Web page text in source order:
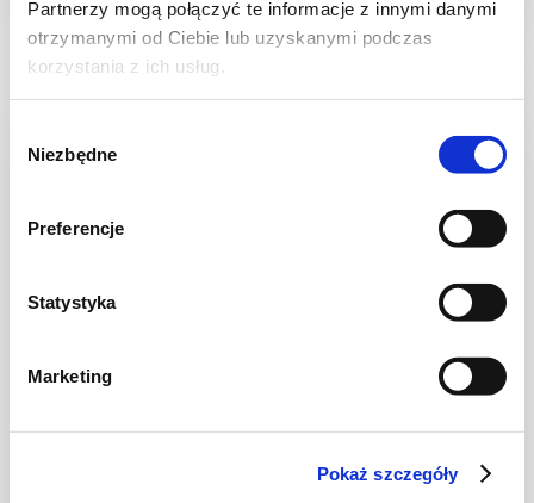
Partnerzy mogą połączyć te informacje z innymi danymi
otrzymanymi od Ciebie lub uzyskanymi podczas
korzystania z ich usług.
zgody
Niezbędne
Preferencje
Statystyka
Marketing
Pokaż szczegóły
Pierogi z marmoladą